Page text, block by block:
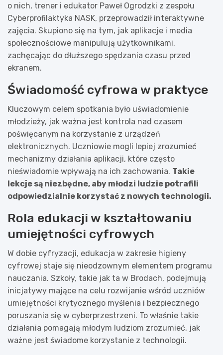
o nich, trener i edukator Paweł Ogrodzki z zespołu
Cyberprofilaktyka NASK, przeprowadził interaktywne
zajęcia. Skupiono się na tym, jak aplikacje i media
społecznościowe manipulują użytkownikami,
zachęcając do dłuższego spędzania czasu przed
ekranem.
Świadomość cyfrowa w praktyce
Kluczowym celem spotkania było uświadomienie
młodzieży, jak ważna jest kontrola nad czasem
poświęcanym na korzystanie z urządzeń
elektronicznych. Uczniowie mogli lepiej zrozumieć
mechanizmy działania aplikacji, które często
nieświadomie wpływają na ich zachowania. Takie
lekcje są niezbędne, aby młodzi ludzie potrafili
odpowiedzialnie korzystać z nowych technologii.
Rola edukacji w kształtowaniu
umiejętności cyfrowych
W dobie cyfryzacji, edukacja w zakresie higieny
cyfrowej staje się nieodzownym elementem programu
nauczania. Szkoły, takie jak ta w Brodach, podejmują
inicjatywy mające na celu rozwijanie wśród uczniów
umiejętności krytycznego myślenia i bezpiecznego
poruszania się w cyberprzestrzeni. To właśnie takie
działania pomagają młodym ludziom zrozumieć, jak
ważne jest świadome korzystanie z technologii.